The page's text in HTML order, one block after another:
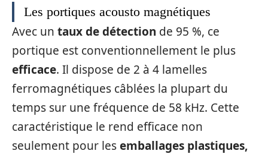
Les portiques acousto magnétiques
Avec un taux de détection de 95 %, ce
portique est conventionnellement le plus
efficace. Il dispose de 2 à 4 lamelles
ferromagnétiques câblées la plupart du
temps sur une fréquence de 58 kHz. Cette
caractéristique le rend efficace non
seulement pour lesemballages plastiques,